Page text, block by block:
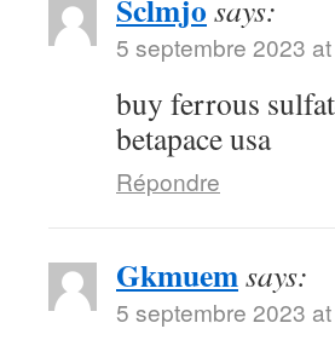
Sclmjo says:
5 septembre 2023
buy ferrous
betapace usa
Répondre
Gkmuemsays:
5 septembre 2023